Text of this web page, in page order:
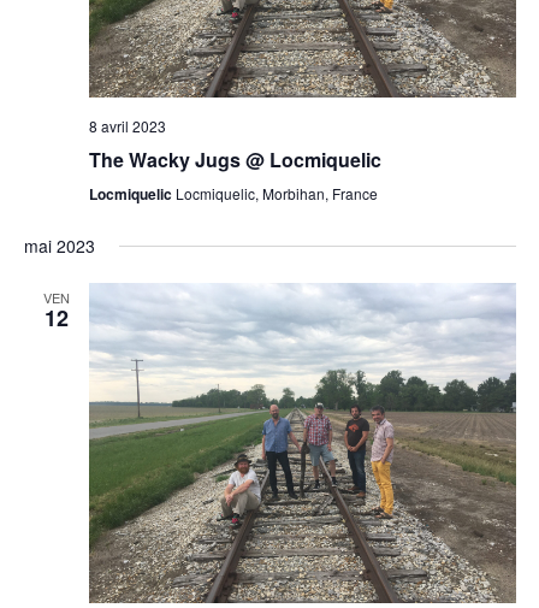
8 avril 2023
The Wacky Jugs @ Locmiquelic
Locmiquelic Locmiquelic, Morbihan, France
mai 2023
VEN
12